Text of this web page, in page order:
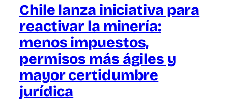
Chile lanza iniciativa para
reactivar la minería:
menos impuestos,
permisos más ágiles y
mayor certidumbre
jurídica